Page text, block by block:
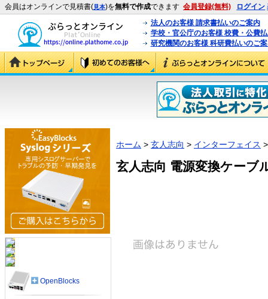
会員はオンラインで見積書(見本)を無料で作成できます 会員登録(無料) ログイン
法人のお客様 請求書払いのご案内
学校・官公庁のお客様 校費・公費
研究機関のお客様 科研費払いのご
ホーム > 玄人志向 > インターフェイス
玄人志向 電源変換ケーブ
OpenBlocks